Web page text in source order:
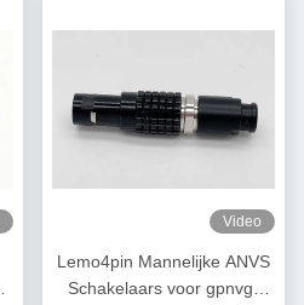
Video
Lemo4pin Mannelijke ANVS
Schakelaars voor gpnvg-